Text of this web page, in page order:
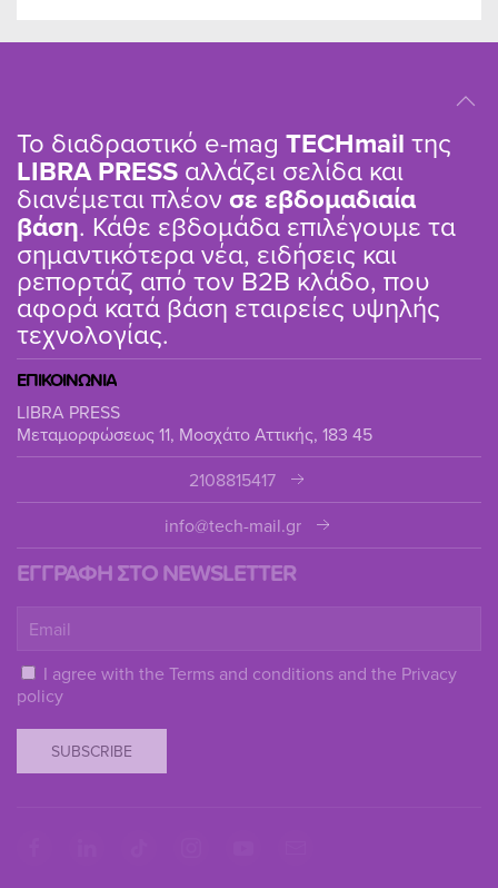
Το διαδραστικό e-mag TΕCHmail της
LIBRA PRESS αλλάζει σελίδα και
διανέμεται πλέον σε εβδομαδιαία
βάση. Κάθε εβδομάδα επιλέγουμε τα
σημαντικότερα νέα, ειδήσεις και
ρεπορτάζ από τον B2B κλάδο, που
αφορά κατά βάση εταιρείες υψηλής
τεχνολογίας.
ΕΠΙΚΟΙΝΩΝΙΑ
LIBRA PRESS
Μεταμορφώσεως 11, Μοσχάτο Αττικής, 183 45
2108815417
info@tech-mail.gr
ΕΓΓΡΑΦΗ ΣΤΟ NEWSLETTER
I agree with the Terms and conditions and the Privacy
policy
SUBSCRIBE